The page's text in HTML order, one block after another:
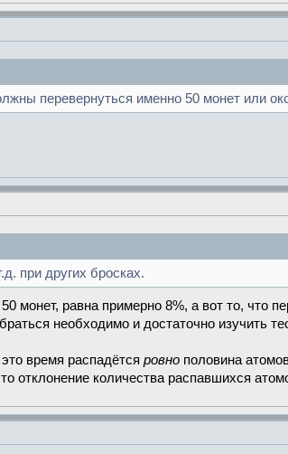
перевернуться именно 50 монет или
при других бросках.
монет, равна примерно 8%, а вот то, что
необходимо и достаточно изучить
время распадётся ровно половина
отклонение количества распавшихся